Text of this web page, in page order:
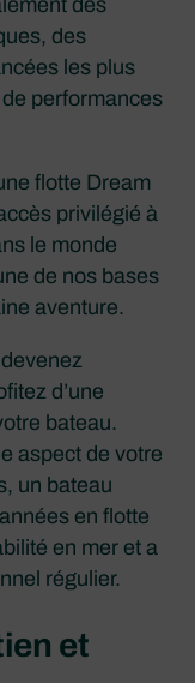
des
des
les plus
performances
flotte Dream
privilégié à
le monde
de nos bases
aventure.
d’une
bateau.
aspect de votre
un bateau
en flotte
en mer et a
régulier.
et